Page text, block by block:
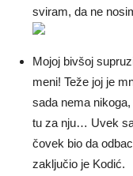
sviram, da ne
Mojoj bivšoj
meni! Teže joj je
sada nema
tu za nju… Uvek
čovek bio da
zaključio je Kodić.